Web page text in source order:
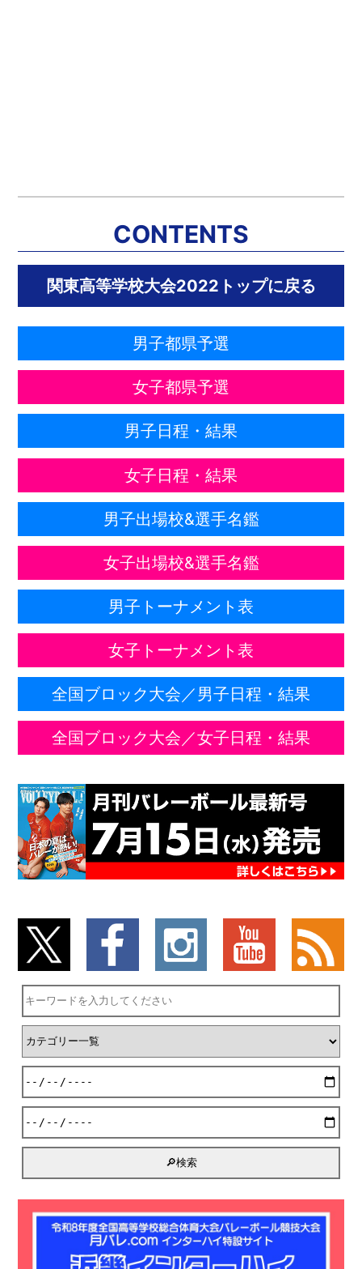
CONTENTS
関東高等学校大会2022トップに戻る
男子都県予選
女子都県予選
男子日程・結果
女子日程・結果
男子出場校&選手名鑑
女子出場校&選手名鑑
男子トーナメント表
女子トーナメント表
全国ブロック大会／男子日程・結果
全国ブロック大会／女子日程・結果